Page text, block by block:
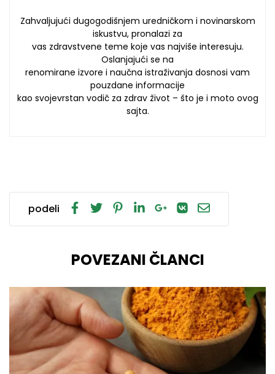
Zahvaljujući dugogodišnjem uredničkom i novinarskom
iskustvu, pronalazi za
vas zdravstvene teme koje vas najviše interesuju.
Oslanjajući se na
renomirane izvore i naučna istraživanja dosnosi vam
pouzdane informacije
kao svojevrstan vodič za zdrav život – što je i moto ovog
sajta.
podeli
POVEZANI ČLANCI